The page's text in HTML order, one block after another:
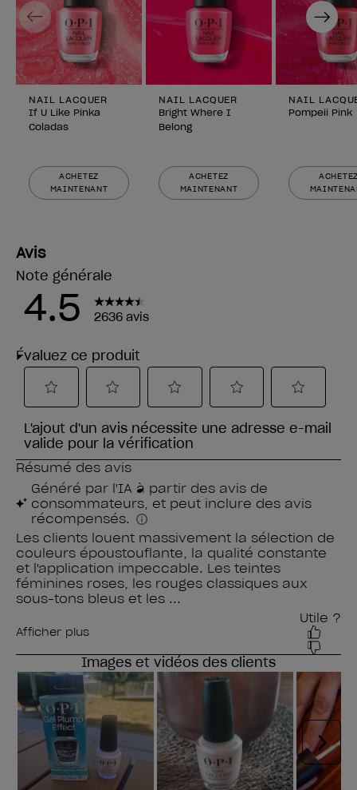
NAIL LACQUER
If U Like Pinka
Coladas
ACHETEZ
MAINTENANT
NAIL LACQUER
Bright Where I
Belong
ACHETEZ
MAINTENANT
NAIL
Pompeii Pink
Previous Next